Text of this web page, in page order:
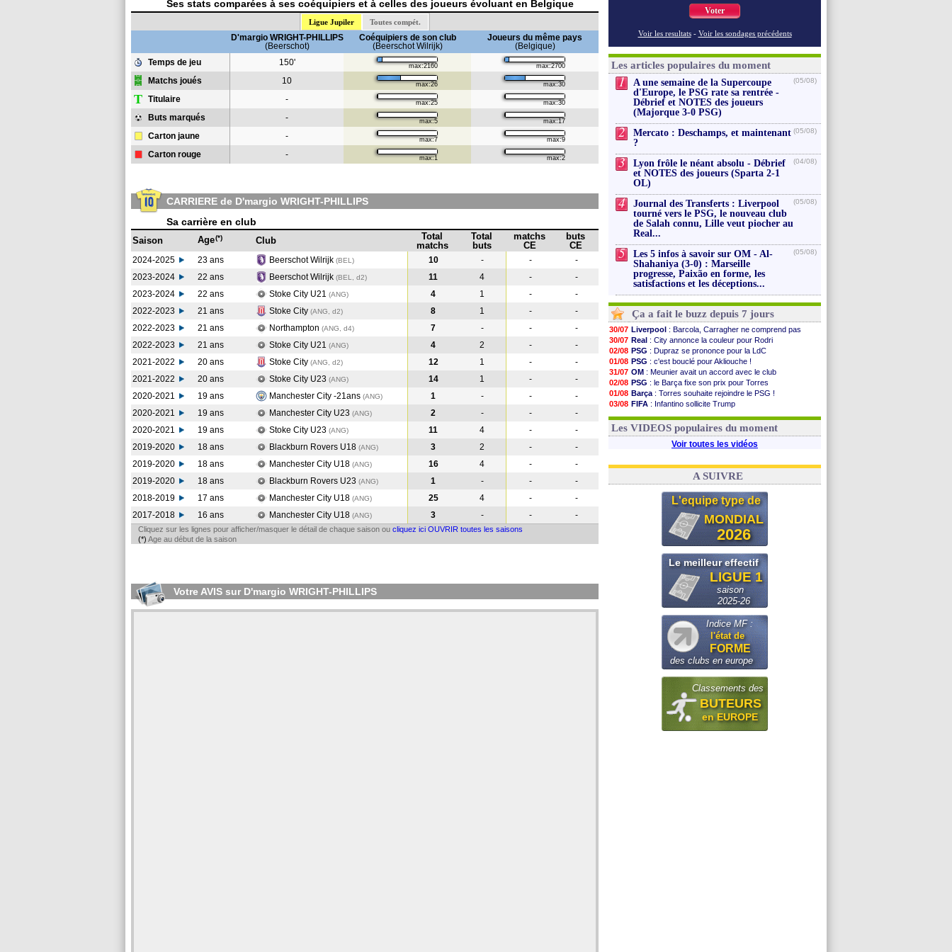
Ses stats comparées à ses coéquipiers et à celles des joueurs évoluant en Belgique
Ligue Jupiler Toutes compét.
D'margio WRIGHT-PHILLIPS
(Beerschot)
Coéquipiers de son club
(Beerschot Wilrijk)
Joueurs du même pays
(Belgique)
Temps de jeu
150' max:2160 max:2700
Matchs joués 10 max:26 max:30
T Titulaire - max:25 max:30
Buts marqués - max:5 max:17
Carton jaune - max:7 max:9
Carton rouge - max:1 max:2
CARRIERE de D'margio WRIGHT-PHILLIPS
Sa carrière en club
Saison Age(*) Club
Total
matchs
Total
buts
matchs
CE
buts
CE
2024-2025 23 ans Beerschot Wilrijk (BEL) 10 - -
-
2023-2024
22 ans Beerschot Wilrijk (BEL, d2) 11 4 -
-
2023-2024
22 ans Stoke City U21 (ANG) 4 1 -
-
2022-2023
21 ans Stoke City (ANG, d2) 8 1 -
-
2022-2023
21 ans Northampton (ANG, d4) 7 - -
-
2022-2023
21 ans Stoke City U21 (ANG) 4 2 -
-
2021-2022
20 ans Stoke City (ANG, d2) 12 1 -
-
2021-2022
20 ans Stoke City U23 (ANG) 14 1 -
-
2020-2021
19 ans Manchester City -21ans (ANG) 1 - -
-
2020-2021
19 ans Manchester City U23 (ANG) 2 - -
-
2020-2021
19 ans Stoke City U23 (ANG) 11 4 -
-
2019-2020
18 ans Blackburn Rovers U18 (ANG) 3 2 -
-
2019-2020
18 ans Manchester City U18 (ANG) 16 4 -
-
2019-2020
18 ans Blackburn Rovers U23 (ANG) 1 - -
-
2018-2019
17 ans Manchester City U18 (ANG) 25 4 -
-
2017-2018
16 ans Manchester City U18 (ANG) 3 - - -
Cliquez sur les lignes pour afficher/masquer le détail de chaque saison ou cliquez ici OUVRIR toutes les saisons
(*) Age au début de la saison
Votre AVIS sur D'margio WRIGHT-PHILLIPS
Voter
Voir les resultats - Voir les sondages précédents
Les articles populaires du moment
1
A une semaine de la Supercoupe
d'Europe, le PSG rate sa rentrée -
Débrief et NOTES des joueurs
(Majorque 3-0 PSG)
(05/08)
2
Mercato : Deschamps, et maintenant
?
(05/08)
3
Lyon frôle le néant absolu - Débrief
et NOTES des joueurs (Sparta 2-1
OL)
(04/08)
4
Journal des Transferts : Liverpool
tourné vers le PSG, le nouveau club
de Salah connu, Lille veut piocher au
Real...
(05/08)
5
Les 5 infos à savoir sur OM - Al-
Shahaniya (3-0) : Marseille
progresse, Paixão en forme, les
satisfactions et les déceptions...
(05/08)
Ça a fait le buzz depuis 7 jours
30/07 Liverpool : Barcola, Carragher ne comprend pas
30/07 Real : City annonce la couleur pour Rodri
02/08 PSG : Dupraz se prononce pour la LdC
01/08 PSG : c'est bouclé pour Akliouche !
31/07 OM : Meunier avait un accord avec le club
02/08 PSG : le Barça fixe son prix pour Torres
01/08 Barça : Torres souhaite rejoindre le PSG !
03/08 FIFA : Infantino sollicite Trump
03/08 Real: le démenti de Leipzig pour Diomandé
Les VIDEOS populaires du moment
Voir toutes les vidéos
A SUIVRE
L'equipe type de
MONDIAL
2026
Le meilleur effectif
LIGUE 1
saison
2025-26
Indice MF :
l'état de
FORME
des clubs en europe
Classements des
BUTEURS
en EUROPE